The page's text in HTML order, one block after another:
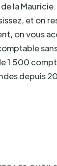
la
et on
on vous
1 500
depuis